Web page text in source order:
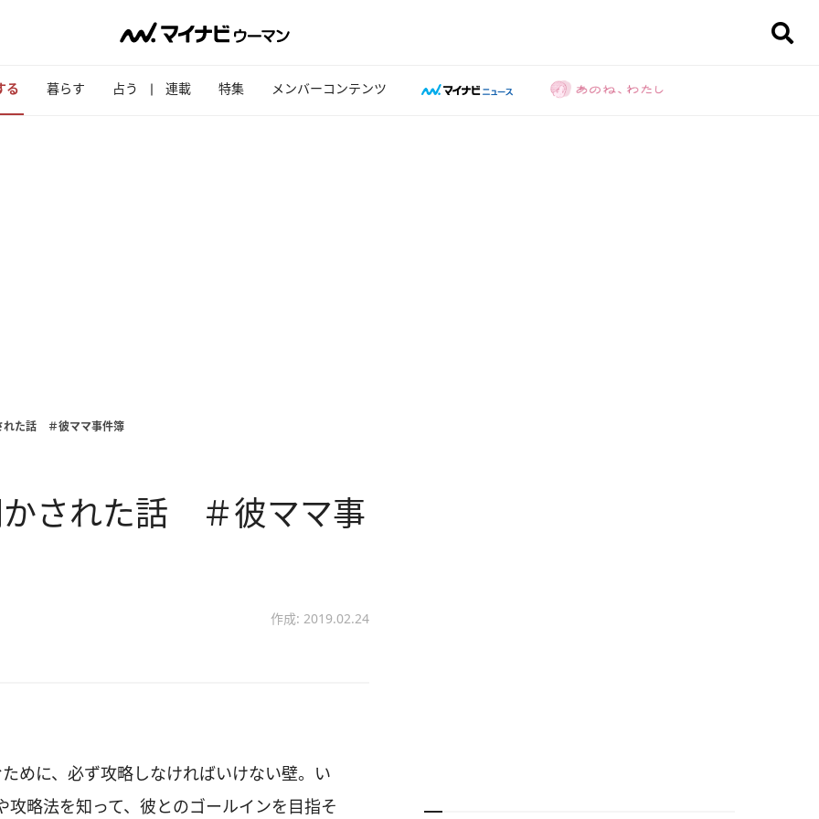
る 暮らす 占う 連載 特集 メンバーコンテンツ
れた話 ＃彼ママ事件簿
された話 ＃彼ママ事
作成: 2019.02.24
めに、必ず攻略しなければいけない壁。い
略法を知って、彼とのゴールインを目指そ